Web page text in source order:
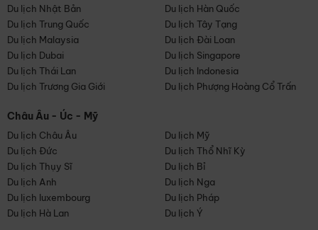
Du lịch Nhật Bản
Du lịch Hàn Quốc
Du lịch Trung Quốc
Du lịch Tây Tạng
Du lịch Malaysia
Du lịch Đài Loan
Du lịch Dubai
Du lịch Singapore
Du lịch Thái Lan
Du lịch Indonesia
Du lịch Trương Gia Giới
Du lịch Phượng Hoàng Cổ Trấn
Châu Âu - Úc - Mỹ
Du lịch Châu Âu
Du lịch Mỹ
Du lịch Đức
Du lịch Thổ Nhĩ Kỳ
Du lịch Thụy Sĩ
Du lịch Bỉ
Du lịch Anh
Du lịch Nga
Du lịch luxembourg
Du lịch Pháp
Du lịch Hà Lan
Du lịch Ý